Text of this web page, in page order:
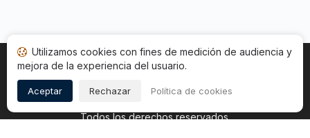
Inicio Estado opiniones Categorías
Copyright © 2026
Todos los derechos reservados.
Utilizamos cookies con fines de medición de audiencia y
mejora de la experiencia del usuario.
Aceptar Rechazar Política de cookies